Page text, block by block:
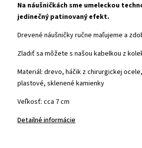
Na náušničkách sme umeleckou
jedinečný patinovaný efekt.
Drevené náušničky ručne maľujeme a
Zladiť sa môžete s našou kabelkou z
Materiál: drevo, háčik z chirurgickej
plastové, sklenené kamienky
Veľkosť: cca 7 cm
Detailné informácie